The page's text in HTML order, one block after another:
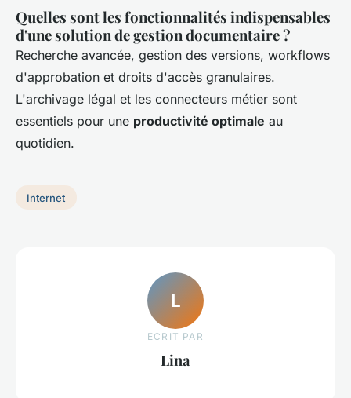
Quelles sont les fonctionnalités indispensables
d'une solution de gestion documentaire ?
Recherche avancée, gestion des versions, workflows
d'approbation et droits d'accès granulaires.
L'archivage légal et les connecteurs métier sont
essentiels pour une productivité optimale au
quotidien.
Internet
L
ECRIT PAR
Lina